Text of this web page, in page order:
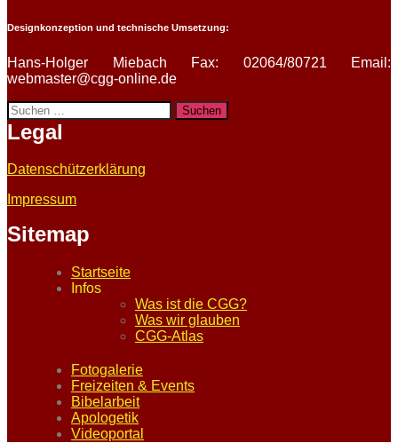
Designkonzeption und technische Umsetzung:
Hans-Holger Miebach Fax: 02064/80721 Email:
webmaster@cgg-online.de
Suchen
nach:
Legal
Datenschützerklärung
Impressum
Sitemap
Startseite
Infos
Was ist die CGG?
Was wir glauben
CGG-Atlas
Fotogalerie
Freizeiten & Events
Bibelarbeit
Apologetik
Videoportal